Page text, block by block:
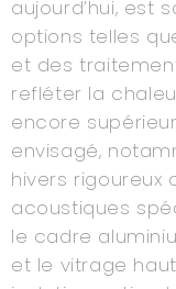
aujourd’hui, est
options telles
et des
refléter la
encore
envisagé,
hivers rigoureux
acoustiques
le cadre
et le vitrage